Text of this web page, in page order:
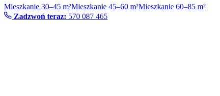
Mieszkanie 30–45 m²Mieszkanie 45–60 m²Mieszkanie 60–85 m²
Zadzwoń teraz: 570 087 465